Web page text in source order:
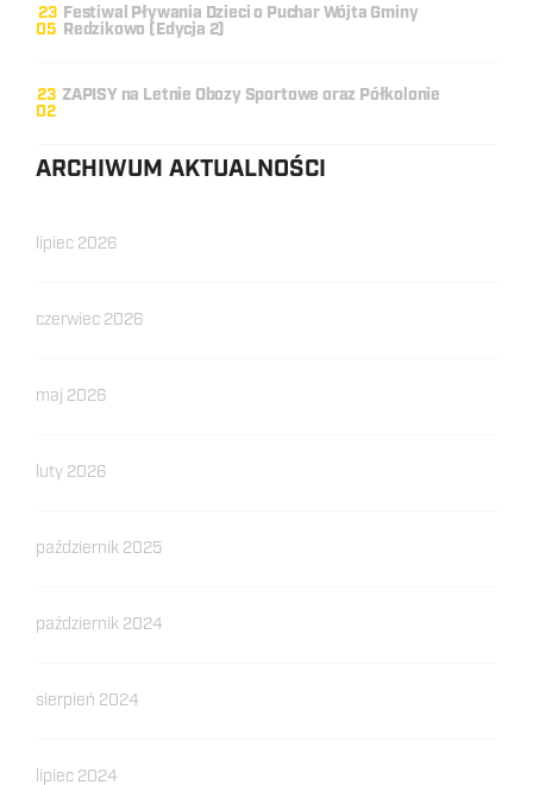
23
05
Festiwal Pływania Dzieci o Puchar Wójta Gminy
Redzikowo (Edycja 2)
23
02
ZAPISY na Letnie Obozy Sportowe oraz Półkolonie
ARCHIWUM AKTUALNOŚCI
lipiec 2026
czerwiec 2026
maj 2026
luty 2026
październik 2025
październik 2024
sierpień 2024
lipiec 2024